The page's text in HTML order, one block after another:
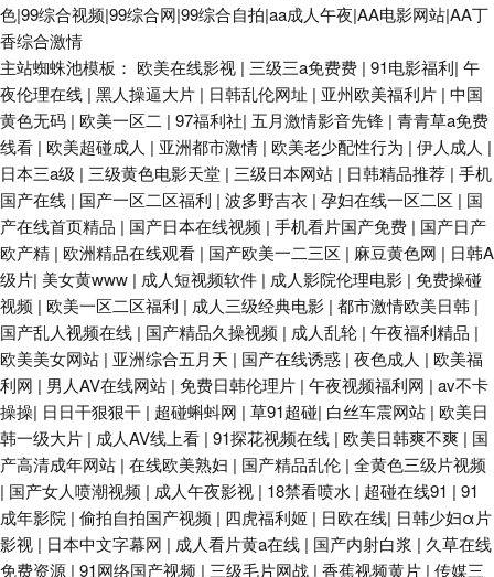
色|99综合视频|99综合网|99综合自拍|aa成人午夜|AA电影网站|AA丁
香综合激情
主站蜘蛛池模板： 欧美在线影视 | 三级三a免费费 | 91电影福利| 午
夜伦理在线 | 黑人操逼大片 | 日韩乱伦网址 | 亚州欧美福利片 | 中国
黄色无码 | 欧美一区二 | 97福利社| 五月激情影音先锋 | 青青草a免费
线看 | 欧美超碰成人 | 亚洲都市激情 | 欧美老少配性行为 | 伊人成人 |
日本三a级 | 三级黄色电影天堂 | 三级日本网站 | 日韩精品推荐 | 手机
国产在线 | 国产一区二区福利 | 波多野吉衣 | 孕妇在线一区二区 | 国
产在线首页精品 | 国产日本在线视频 | 手机看片国产免费 | 国产日产
欧产精 | 欧洲精品在线观看 | 国产欧美一二三区 | 麻豆黄色网 | 日韩A
级片| 美女黄www | 成人短视频软件 | 成人影院伦理电影 | 免费操碰
视频 | 欧美一区二区福利 | 成人三级经典电影 | 都市激情欧美日韩 |
国产乱人视频在线 | 国产精品久操视频 | 成人乱轮 | 午夜福利精品 |
欧美美女网站 | 亚洲综合五月天 | 国产在线诱惑 | 夜色成人 | 欧美福
利网 | 男人AV在线网站 | 免费日韩伦理片 | 午夜视频福利网 | av不卡
操操| 日日干狠狠干 | 超碰蝌蚪网 | 草91超碰| 白丝车震网站 | 欧美日
韩一级大片 | 成人AV线上看 | 91探花视频在线 | 欧美日韩爽不爽 | 国
产高清成年网站 | 在线欧美熟妇 | 国产精品乱伦 | 全黄色三级片视频
| 国产女人喷潮视频 | 成人午夜影视 | 18禁看喷水 | 超碰在线91 | 91
成年影院 | 偷拍自拍国产视频 | 四虎福利姬 | 日欧在线| 日韩少妇α片
影视 | 日本中文字幕网 | 成人看片黄a在线 | 国产内射白浆 | 久草在线
免费资源 | 91网络国产视频 | 三级毛片网战 | 香蕉视频黄片 | 传媒三